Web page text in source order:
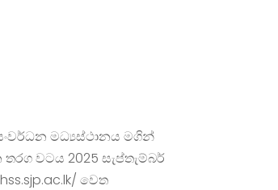
මධ්‍යස්ථානය මගින්
වටය 2025 සැප්තැම්බර්
වෙත